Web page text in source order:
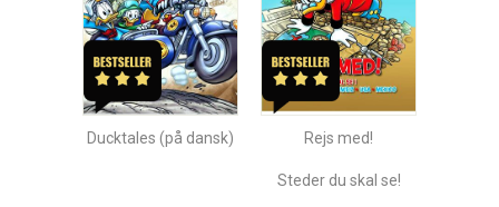
Ducktales (på dansk) Rejs med!
Steder du skal se!